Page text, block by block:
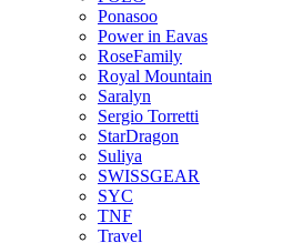
Ponasoo
Power in Eavas
RoseFamily
Royal Mountain
Saralyn
Sergio Torretti
StarDragon
Suliya
SWISSGEAR
SYC
TNF
Travel